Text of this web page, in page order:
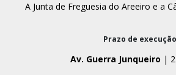
A Junta de Freguesia do Areeiro e a
Prazo de
Av. Guerra Junqueiro |